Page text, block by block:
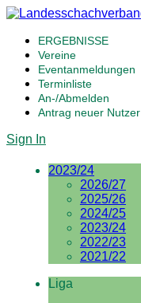
ERGEBNISSE
Vereine
Eventanmeldungen
Terminliste
An-/Abmelden
Antrag neuer Nutzer
Sign In
2023/24
2026/27
2025/26
2024/25
2023/24
2022/23
2021/22
Liga